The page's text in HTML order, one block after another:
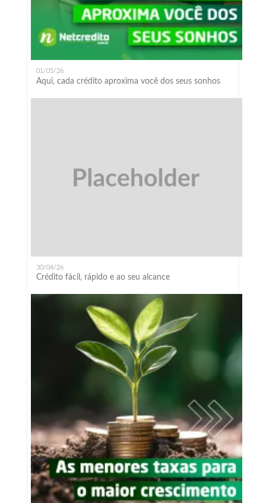
01/05/26
Aqui, cada crédito aproxima você dos seus sonhos
30/04/26
Crédito fácil, rápido e ao seu alcance